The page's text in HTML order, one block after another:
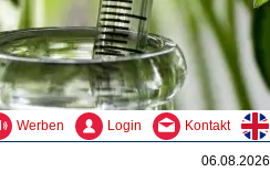
Werben Login Kontakt
06.08.2026